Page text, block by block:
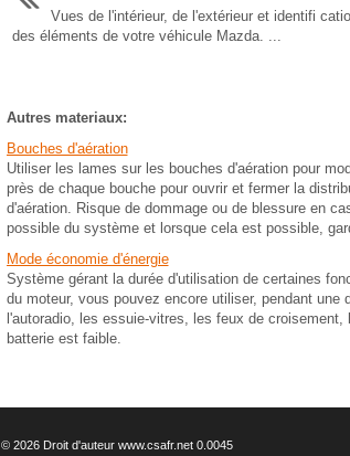
Vues de l'intérieur, de l'extérieur et identifi
des éléments de votre véhicule Mazda. ...
Autres materiaux:
Bouches d'aération
Utiliser les lames sur les bouches d'aération pour
près de chaque bouche pour ouvrir et fermer la
d'aération. Risque de dommage ou de blessure en
possible du système et lorsque cela est possible,
Mode économie d'énergie
Système gérant la durée d'utilisation de certaines
du moteur, vous pouvez encore utiliser, pendant
l'autoradio, les essuie-vitres, les feux de
batterie est faible.
© 2026 Droit d'auteur www.csafr.net 0.0045